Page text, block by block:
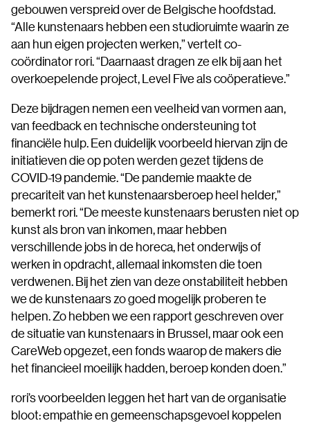
gebouwen verspreid over de Belgische hoofdstad.
“Alle kunstenaars hebben een studioruimte waarin ze
aan hun eigen projecten werken,” vertelt co-
coördinator rori. “Daarnaast dragen ze elk bij aan het
overkoepelende project, Level Five als coöperatieve.”
Deze bijdragen nemen een veelheid van vormen aan,
van feedback en technische ondersteuning tot
financiële hulp. Een duidelijk voorbeeld hiervan zijn de
initiatieven die op poten werden gezet tijdens de
COVID-19 pandemie. “De pandemie maakte de
precariteit van het kunstenaarsberoep heel helder,”
bemerkt rori. “De meeste kunstenaars berusten niet op
kunst als bron van inkomen, maar hebben
verschillende jobs in de horeca, het onderwijs of
werken in opdracht, allemaal inkomsten die toen
verdwenen. Bij het zien van deze onstabiliteit hebben
we de kunstenaars zo goed mogelijk proberen te
helpen. Zo hebben we een rapport geschreven over
de situatie van kunstenaars in Brussel, maar ook een
CareWeb opgezet, een fonds waarop de makers die
het financieel moeilijk hadden, beroep konden doen.”
rori’s voorbeelden leggen het hart van de organisatie
bloot: empathie en gemeenschapsgevoel koppelen